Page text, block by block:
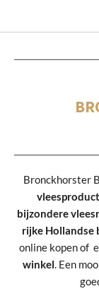
Bronckhorster
bijzondere
rijke Hollandse
online kopen of
winkel. Een